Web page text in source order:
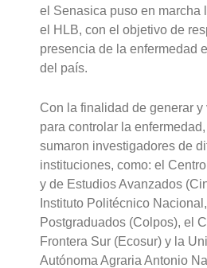
el Senasica puso en marcha
el HLB, con el objetivo de
presencia de la enfermedad
del país.
Con la finalidad de generar
para controlar la
sumaron investigadores de
instituciones, como: el
y de Estudios Avanzados
Instituto Politécnico
Postgraduados (Colpos), el
Frontera Sur (Ecosur) y la
Autónoma Agraria Antonio